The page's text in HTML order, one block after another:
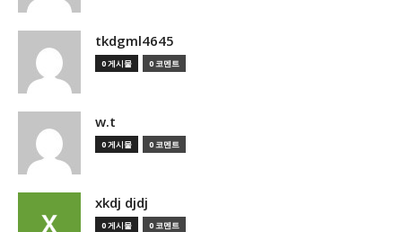
tkdgml4645
0 게시물 0 코멘트
w.t
0 게시물 0 코멘트
xkdj djdj
0 게시물 0 코멘트